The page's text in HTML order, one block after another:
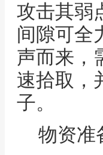
攻击其弱
间隙可全
声而来，
速拾取，
子。
物资准